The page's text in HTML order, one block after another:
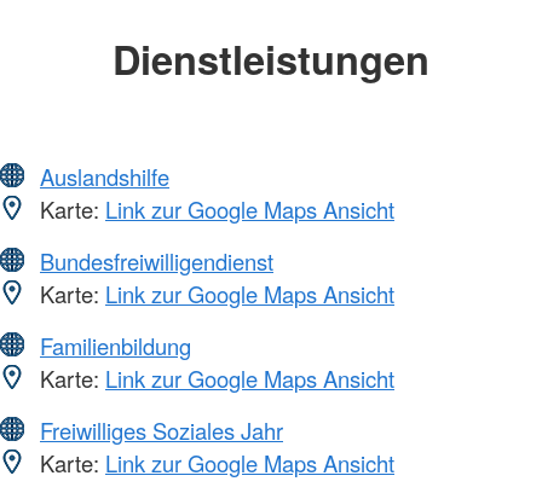
Dienstleistungen
Auslandshilfe
Karte: Link zur Google Maps Ansicht
Bundesfreiwilligendienst
Karte: Link zur Google Maps Ansicht
Familienbildung
Karte: Link zur Google Maps Ansicht
Freiwilliges Soziales Jahr
Karte: Link zur Google Maps Ansicht